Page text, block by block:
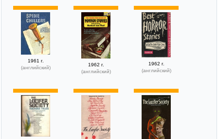
1961 г.
(английский)
1962 г.
(английский)
1962 г.
(английский)